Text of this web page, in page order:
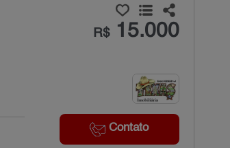
R$15.000
Contato